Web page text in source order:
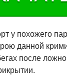
у похожего
данной
после